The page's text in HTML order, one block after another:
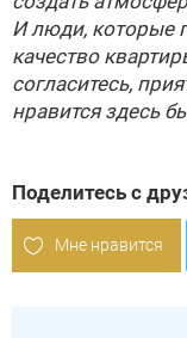
И люди, которые
качество
согласитесь,
нравится здесь
Поделитесь с
Мне нравится